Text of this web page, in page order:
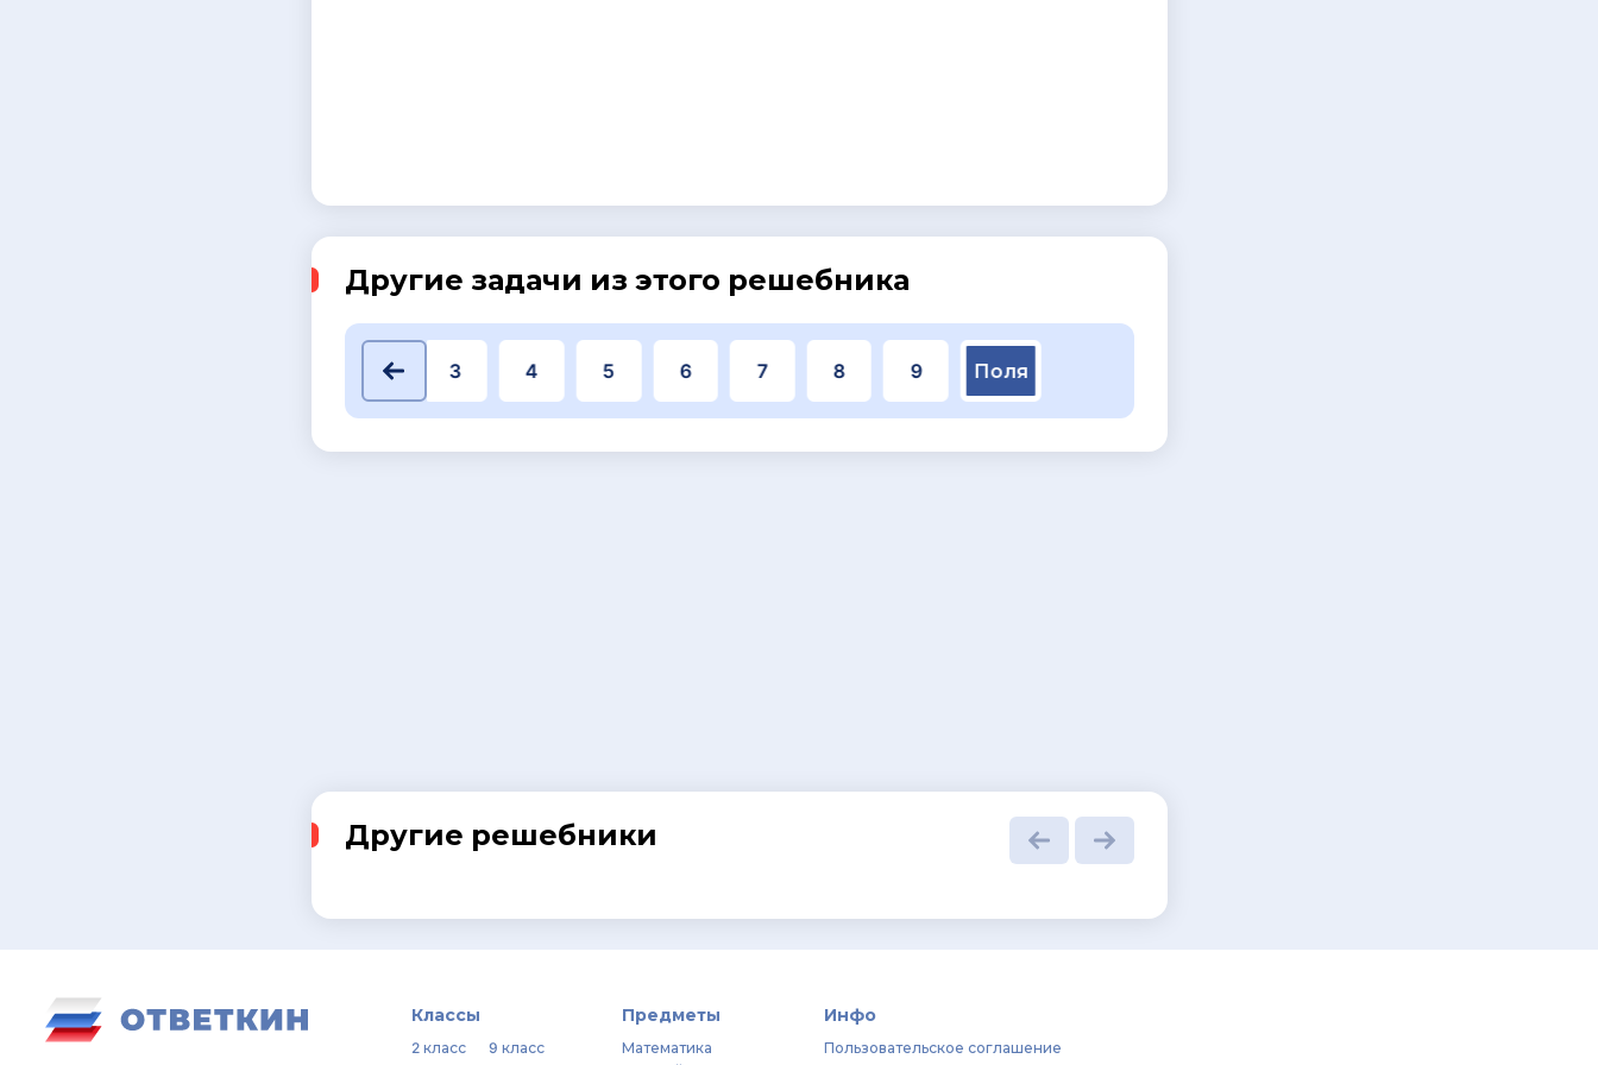
Другие задачи из этого решебника
2 3 4 5 6 7 8 9 Поля
Другие решебники
Классы
2 класс
9 класс
Предметы
Математика
Инфо
Пользовательское соглашение